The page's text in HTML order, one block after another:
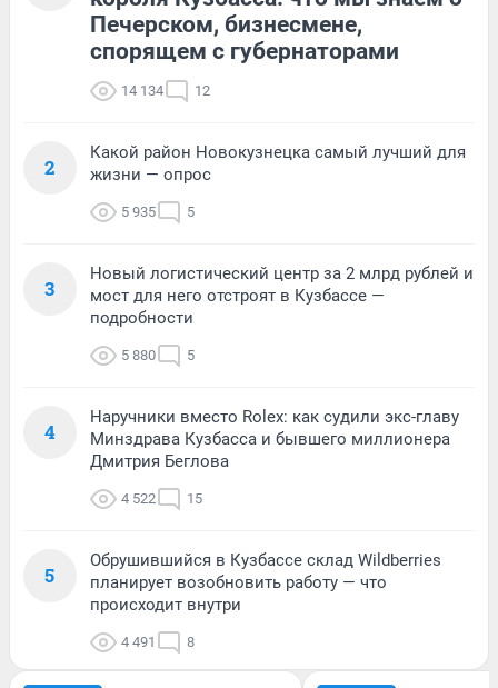
Печерском, бизнесмене,
спорящем с губернаторами
14 134 12
2
Какой район Новокузнецка самый лучший для
жизни — опрос
5 935 5
3
Новый логистический центр за 2 млрд рублей и
мост для него отстроят в Кузбассе —
подробности
5 880 5
4
Наручники вместо Rolex: как судили экс-главу
Минздрава Кузбасса и бывшего миллионера
Дмитрия Беглова
4 522 15
5
Обрушившийся в Кузбассе склад Wildberries
планирует возобновить работу — что
происходит внутри
4 491 8